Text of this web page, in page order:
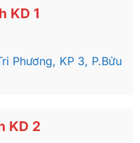
KD 1
Phương, KP 3, P.Bửu
KD 2